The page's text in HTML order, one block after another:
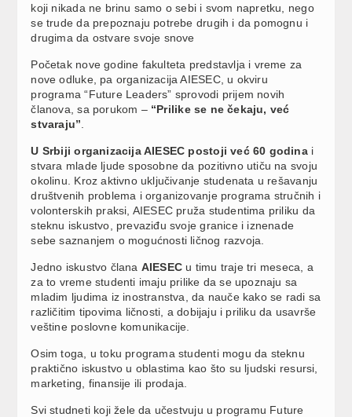
koji nikada ne brinu samo o sebi i svom napretku, nego
se trude da prepoznaju potrebe drugih i da pomognu i
drugima da ostvare svoje snove
Početak nove godine fakulteta predstavlja i vreme za
nove odluke, pa organizacija AIESEC, u okviru
programa “Future Leaders” sprovodi prijem novih
članova, sa porukom – “Prilike se ne čekaju, već
stvaraju”
U Srbiji organizacija AIESEC postoji već 60 godinai
stvara mlade ljude sposobne da pozitivno utiču na svoju
okolinu. Kroz aktivno uključivanje studenata u rešavanju
društvenih problema i organizovanje programa stručnih i
volonterskih praksi, AIESEC pruža studentima priliku da
steknu iskustvo, prevaziđu svoje granice i iznenade
sebe saznanjem o mogućnosti ličnog razvoja.
Jedno iskustvo člana AIESEC u timu traje tri meseca, a
za to vreme studenti imaju prilike da se upoznaju sa
mladim ljudima iz inostranstva, da nauče kako se radi sa
različitim tipovima ličnosti, a dobijaju i priliku da usavrše
veštine poslovne komunikacije.
Osim toga, u toku programa studenti mogu da steknu
praktično iskustvo u oblastima kao što su ljudski resursi,
marketing, finansije ili prodaja.
Svi studneti koji žele da učestvuju u programu Future